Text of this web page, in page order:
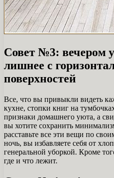
Совет №3: вечером
лишнее с
поверхностей
Все, что вы привыкли видеть
кухне, стопки книг на
признаки домашнего уюта, а
вы хотите сохранить
расставьте все эти вещи по
ночь, вы избавляете себя от
генеральной уборкой. Кроме
где и что лежит.